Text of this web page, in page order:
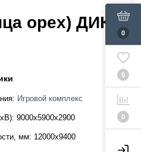
0
0
0
орех) ДИК
Игровой комплекс
9000х5900х2900
мм: 12000х9400